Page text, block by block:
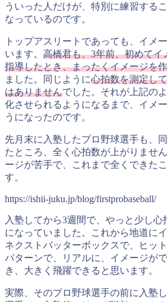
ういった人だけが、特別に練習する
なっているのです。
トップアスリートであっても、イメ
います。 高橋君も、3年前、初めてイ
指導したとき、まったくイメージを
ました。同じように心拍数を測定し
はありませんでした。それが上記の
化させられるようになるまで、イメ
うになったのです。
先月末に入塾したプロ野球選手も、
たところ、全く心拍数が上がりませ
ージが苦手で、これまで全くできた
す。
https://ishii-juku.jp/blog/firstprobaseball/
入塾してから3週間で、やっと少し心
になっていました。これから地道に
ネクストバッターボックスで、ヒッ
パターンで、リアルに、イメージが
き、大きく飛躍できると思います。
実際、そのプロ野球選手の前に入塾